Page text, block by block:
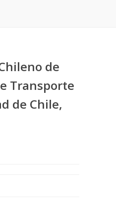
de
Transporte
de Chile,